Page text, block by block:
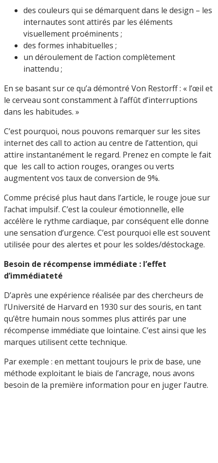
des couleurs qui se démarquent dans le design – les
internautes sont attirés par les éléments
visuellement proéminents ;
des formes inhabituelles ;
un déroulement de l’action complètement
inattendu ;
En se basant sur ce qu’a démontré Von Restorff : « l’œil et
le cerveau sont constamment à l’affût d’interruptions
dans les habitudes. »
C’est pourquoi, nous pouvons remarquer sur les sites
internet des call to action au centre de l’attention, qui
attire instantanément le regard. Prenez en compte le fait
que les call to action rouges, oranges ou verts
augmentent vos taux de conversion de 9%.
Comme précisé plus haut dans l’article, le rouge joue sur
l’achat impulsif. C’est la couleur émotionnelle, elle
accélère le rythme cardiaque, par conséquent elle donne
une sensation d’urgence. C’est pourquoi elle est souvent
utilisée pour des alertes et pour les soldes/déstockage.
Besoin de récompense immédiate : l’effet
d’immédiateté
D’après une expérience réalisée par des chercheurs de
l’Université de Harvard en 1930 sur des souris, en tant
qu’être humain nous sommes plus attirés par une
récompense immédiate que lointaine. C’est ainsi que les
marques utilisent cette technique.
Par exemple : en mettant toujours le prix de base, une
méthode exploitant le biais de l’ancrage, nous avons
besoin de la première information pour en juger l’autre.